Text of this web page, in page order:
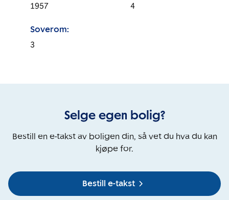
1957
4
Soverom:
3
Selge egen bolig?
Bestill en e-takst av boligen din, så vet du hva du kan
kjøpe for.
Bestill e-takst